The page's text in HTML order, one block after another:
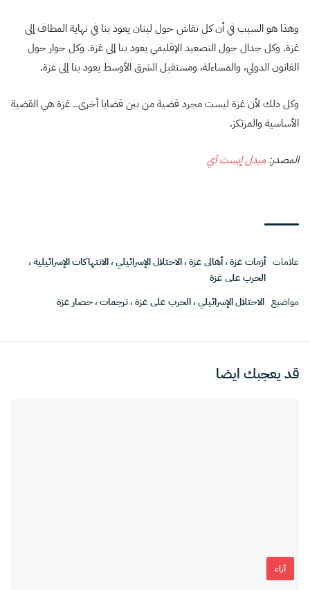
وهذا هو السبب في أن كل نقاش حول لبنان يعود بنا في نهاية المطاف إلى
غزة. وكل جدال حول التصعيد الإقليمي يعود بنا إلى غزة. وكل حوار حول
القانون الدولي، والمساءلة، ومستقبل الشرق الأوسط يعود بنا إلى غزة.
وكل ذلك لأن غزة ليست مجرد قضية من بين قضايا أخرى.. غزة هي القضية
الأساسية والمرتكز.
المصدر:ميدل إيست آي
علامات أزمات غزة،أهالى غزة،الاحتلال الإسرائيلي،الانتهاكات الإسرائيلية،
الحرب على غزة
مواضيع الاحتلال الإسرائيلي،الحرب على غزة،ترجمات،حصار غزة
قد يعجبك ايضا
آراء